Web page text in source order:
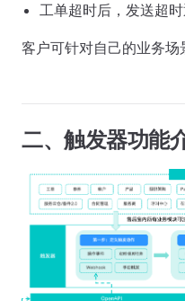
工单超时后，发送超
客户可针对自己的业务场
二、触发器功能